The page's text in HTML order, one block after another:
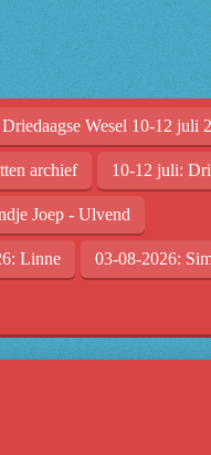
Driedaagse Wesel 10-12 juli
archief 10-12 juli:
Joep - Ulvend
Linne 03-08-2026: